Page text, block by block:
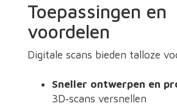
Toepassingen en
voordelen
Digitale scans bieden talloze
Sneller ontwerpen en
3D‑scans versnellen